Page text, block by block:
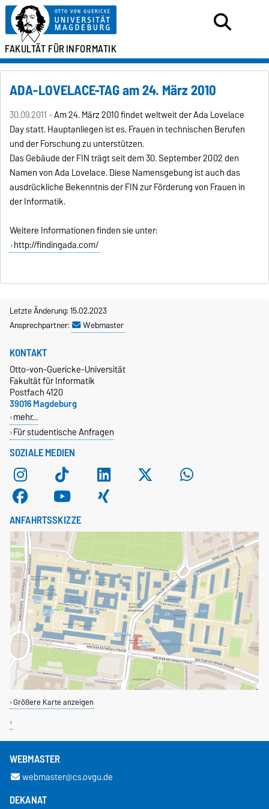
FAKULTÄT FÜRINFORMATIK
ADA-LOVELACE-TAG am 24. März 2010
30.09.2011 -Am 24. März 2010 findet weltweit der Ada Lovelace
Day statt. Hauptanliegen ist es, Frauen in technischen Berufen
und der Forschung zu unterstützen.
Das Gebäude der FIN trägt seit dem 30. September 2002 den
Namen von Ada Lovelace. Diese Namensgebung ist auch das
ausdrückliche Bekenntnis der FIN zur Förderung von Frauen in
der Informatik.
Weitere Informationen finden sie unter:
http://findingada.com/
Letzte Änderung: 15.02.2023
Ansprechpartner:
Webmaster
SOZIALE MEDIEN
KONTAKT
Otto-von-Guericke-Universität
Fakultät für Informatik
Postfach 4120
39016 Magdeburg
mehr…
Für studentische Anfragen
ANFAHRTSSKIZZE
Größere Karte anzeigen
WEBMASTER
webmaster@cs.ovgu.de
DEKANAT